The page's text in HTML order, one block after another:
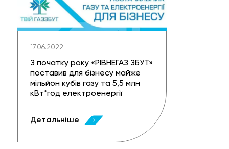
17.06.2022
З початку року «РІВНЕГАЗ ЗБУТ»
поставив для бізнесу майже
мільйон кубів газу та 5,5 млн
кВт*год електроенергії
Детальніше